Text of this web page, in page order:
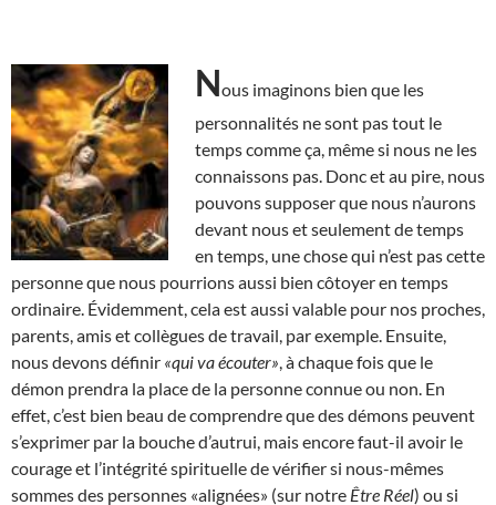
Nous imaginons bien que les
personnalités ne sont pas tout le
temps comme ça, même si nous ne les
connaissons pas. Donc et au pire, nous
pouvons supposer que nous n’aurons
devant nous et seulement de temps
en temps, une chose qui n’est pas cette
personne que nous pourrions aussi bien côtoyer en temps
ordinaire. Évidemment, cela est aussi valable pour nos proches,
parents, amis et collègues de travail, par exemple. Ensuite,
nous devons définir «qui va écouter» , à chaque fois que le
démon prendra la place de la personne connue ou non. En
effet, c’est bien beau de comprendre que des démons peuvent
s’exprimer par la bouche d’autrui, mais encore faut-il avoir le
courage et l’intégrité spirituelle de vérifier si nous-mêmes
sommes des personnes «alignées» (sur notre Être Réel) ou si